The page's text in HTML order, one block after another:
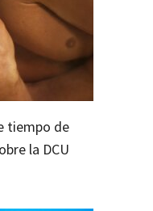
tiempo de
la DCU